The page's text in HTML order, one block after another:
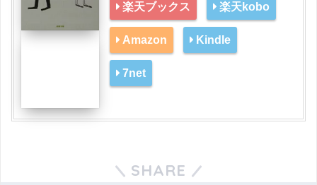
楽天ブックス 楽天kobo
Amazon Kindle
7net
SHARE